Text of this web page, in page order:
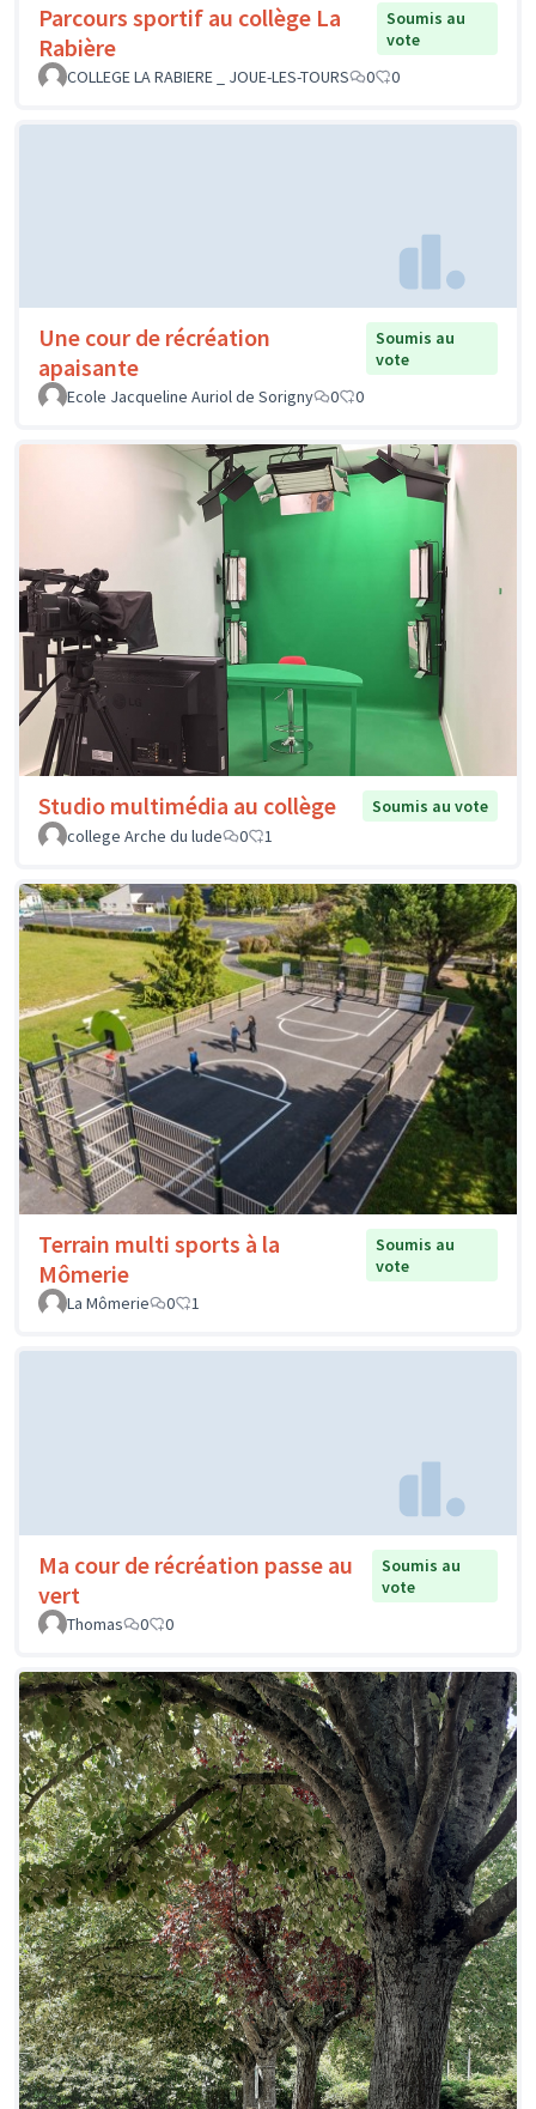
Parcours sportif au collège La
Rabière
Soumis au
vote
COLLEGE LA RABIERE _ JOUE-LES-TOURS
0 0
Une cour de récréation
apaisante
Soumis au
vote
Ecole Jacqueline Auriol de Sorigny
0 0
Studio multimédia au collège
Soumis au vote
college Arche du lude
0 1
Terrain multi sports à la
Mômerie
Soumis au
vote
La Mômerie
0 1
Ma cour de récréation passe au
vert
Soumis au
vote
Thomas
0 0